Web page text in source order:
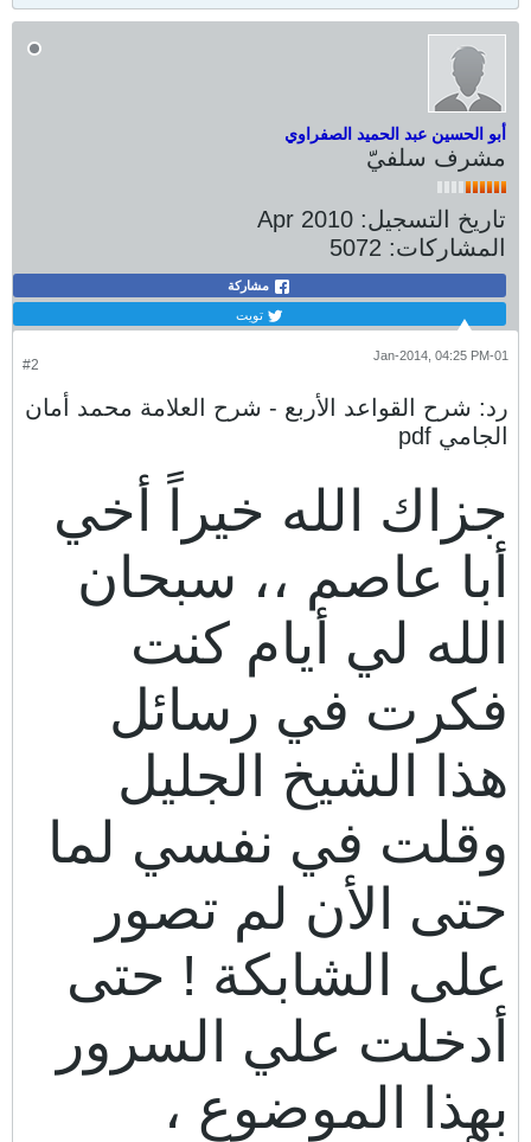
أبو الحسين عبد الحميد الصفراوي
مشرف سلفيّ
تاريخ التسجيل: Apr 2010
المشاركات: 5072
مشاركة
تويت
#2
01-Jan-2014, 04:25 PM
رد: شرح القواعد الأربع - شرح العلامة محمد أمان
الجامي pdf
جزاك الله خيراً أخي
أبا عاصم ،، سبحان
الله لي أيام كنت
فكرت في رسائل
هذا الشيخ الجليل
وقلت في نفسي لما
حتى الأن لم تصور
على الشابكة ! حتى
أدخلت علي السرور
بهذا الموضوع ،